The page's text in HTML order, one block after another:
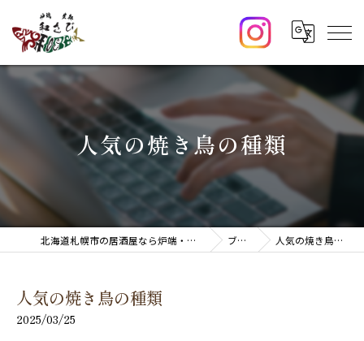
人気の焼き鳥の種類
北海道札幌市の居酒屋なら炉端・生新 和さび ブログ 人気の焼き鳥の種類
人気の焼き鳥の種類
2025/03/25